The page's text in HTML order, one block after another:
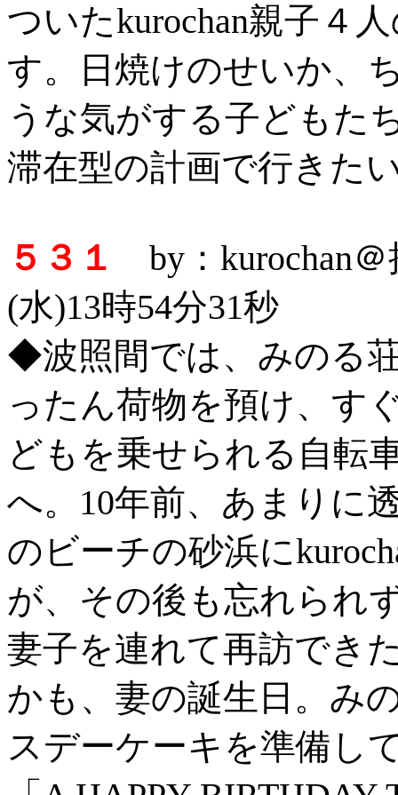
ついたkurochan親子４
す。日焼けのせいか、
うな気がする子どもた
滞在型の計画で行きた
５３１
by：kurochan
(水)13時54分31秒
◆波照間では、みのる
ったん荷物を預け、す
どもを乗せられる自転
へ。10年前、あまりに
のビーチの砂浜に
が、その後も忘れられ
妻子を連れて再訪でき
かも、妻の誕生日。み
スデーケーキを準備し